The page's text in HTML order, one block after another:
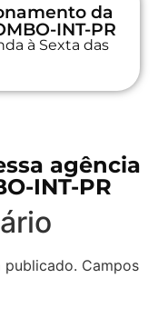
da
INT-PR
à Sexta das
agência
INT-PR
publicado. Campos